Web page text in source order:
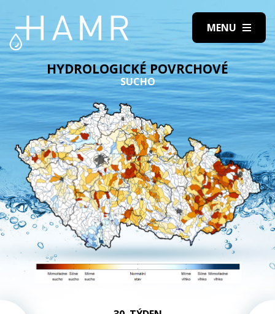
HYDROLOGICKÉ POVRCHOVÉ
SUCHO